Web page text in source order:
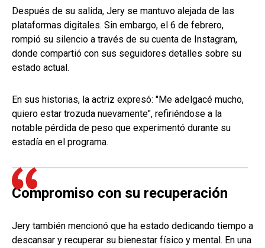
Después de su salida, Jery se mantuvo alejada de las
plataformas digitales. Sin embargo, el 6 de febrero,
rompió su silencio a través de su cuenta de Instagram,
donde compartió con sus seguidores detalles sobre su
estado actual.
En sus historias, la actriz expresó: "Me adelgacé mucho,
quiero estar trozuda nuevamente", refiriéndose a la
notable pérdida de peso que experimentó durante su
estadía en el programa.
Compromiso con su recuperación
Jery también mencionó que ha estado dedicando tiempo a
descansar y recuperar su bienestar físico y mental. En una